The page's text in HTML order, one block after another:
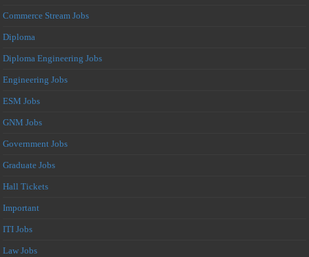
Commerce Stream Jobs
Diploma
Diploma Engineering Jobs
Engineering Jobs
ESM Jobs
GNM Jobs
Government Jobs
Graduate Jobs
Hall Tickets
Important
ITI Jobs
Law Jobs